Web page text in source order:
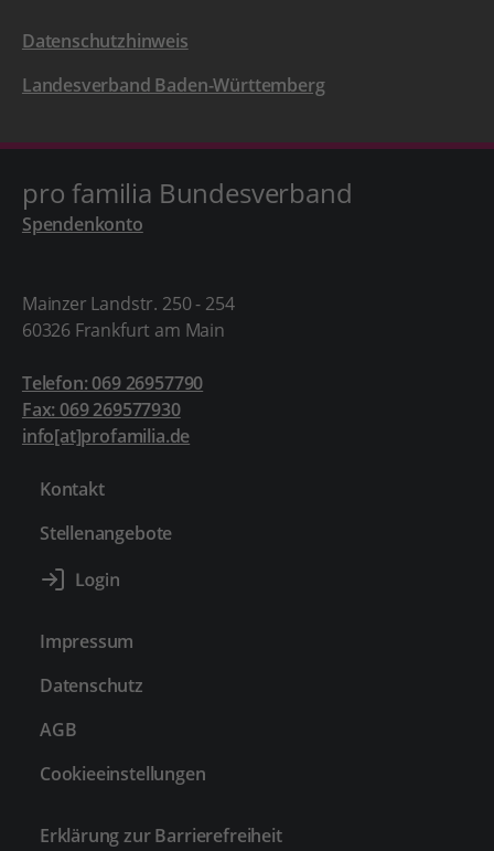
Datenschutzhinweis
Landesverband Baden-Württemberg
pro familia Bundesverband
Spendenkonto
Mainzer Landstr. 250 - 254
60326 Frankfurt am Main
Telefon: 069 26957790
Fax: 069 269577930
info[at]profamilia.de
Kontakt
Stellenangebote
Impressum
Datenschutz
AGB
Cookieeinstellungen
Erklärung zur Barrierefreiheit